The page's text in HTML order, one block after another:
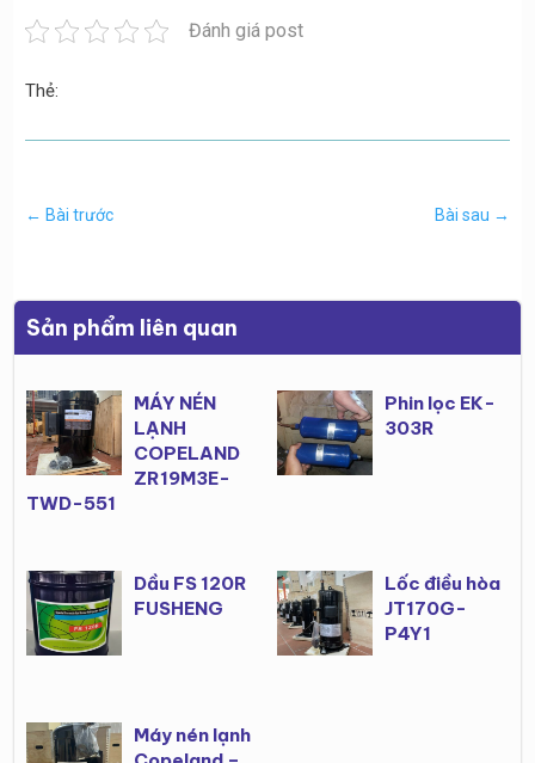
Đánh giá post
Thẻ:
← Bài trước Bài sau →
Sản phẩm liên quan
MÁY NÉN
LẠNH
COPELAND
ZR19M3E-
TWD-551
Phin lọc EK-
303R
Dầu FS 120R
FUSHENG
Lốc điều hòa
JT170G-
P4Y1
Máy nén lạnh